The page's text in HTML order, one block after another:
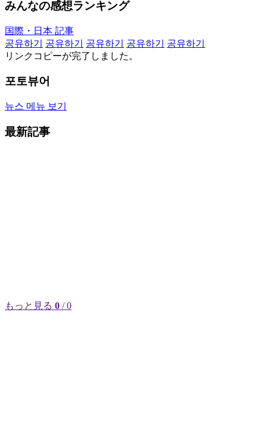
みんなの感想ランキング
国際・日本 記事
공유하기
공유하기 공유하기 공유하기
공유하기
リンクコピーが完了しました。
포토뷰어
뉴스 메뉴 보기
最新記事
もっと見る 0 / 0